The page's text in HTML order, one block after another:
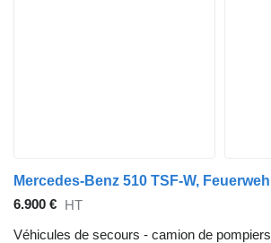
6.900 € HT
Véhicules de secours - camion de pompiers